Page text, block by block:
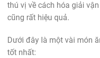
thú vị về cách hóa giải
cũng rất hiệu quả.
Dưới đây là một vài món
tốt nhất: